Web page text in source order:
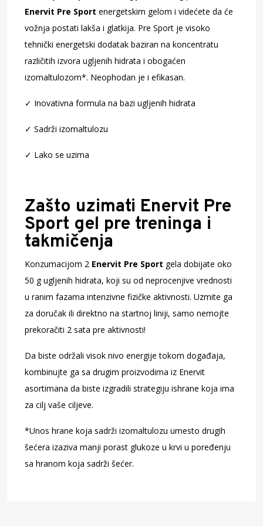
Enervit Pre Sport energetskim gelom i videćete da će
vožnja postati lakša i glatkija. Pre Sport je visoko
tehnički energetski dodatak baziran na koncentratu
različitih izvora ugljenih hidrata i obogaćen
izomaltulozom*. Neophodan je i efikasan.
✓ Inovativna formula na bazi ugljenih hidrata
✓ Sadrži izomaltulozu
✓ Lako se uzima
Zašto uzimati Enervit Pre
Sport gel pre treninga i
takmičenja
Konzumacijom 2 Enervit Pre Sport gela dobijate oko
50 g ugljenih hidrata, koji su od neprocenjive vrednosti
u ranim fazama intenzivne fizičke aktivnosti. Uzmite ga
za doručak ili direktno na startnoj liniji, samo nemojte
prekoračiti 2 sata pre aktivnosti!
Da biste održali visok nivo energije tokom događaja,
kombinujte ga sa drugim proizvodima iz Enervit
asortimana da biste izgradili strategiju ishrane koja ima
za cilj vaše ciljeve.
*Unos hrane koja sadrži izomaltulozu umesto drugih
šećera izaziva manji porast glukoze u krvi u poređenju
sa hranom koja sadrži šećer.